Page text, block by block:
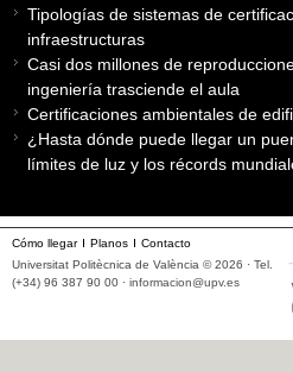
Tipologías de sistemas de
infraestructuras
Casi dos millones de
ingeniería trasciende el aula
Certificaciones ambientales de
¿Hasta dónde puede llegar un
límites de luz y los récords
Cómo llegar Planos
Contacto
Universitat Politècnica de València © 2026 · Tel.
(+34) 96 387 90 00 · informacion@upv.es